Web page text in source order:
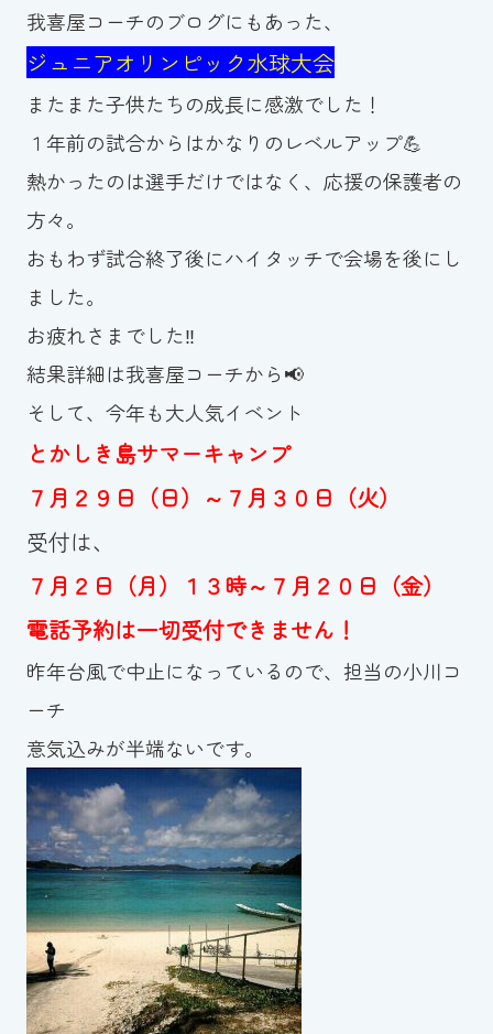
Tel.098-863-7264
平日 9:00～22:00｜土祝 9:00～21:00
メールでお問い合わせ
スイミングスクールの
我喜屋コーチのブログにもあった、
ジュニアオリンピック水球大会
またまた子供たちの成長に感激でした！
１年前の試合からはかなりのレベルアップ💪
熱かったのは選手だけではなく、応援の保護者の
方々。
おもわず試合終了後にハイタッチで会場を後にし
ました。
お疲れさまでした‼
結果詳細は我喜屋コーチから📢
そして、今年も大人気イベント
とかしき島サマーキャンプ
７月２９日（日）～７月３０日（火）
受付は、
７月２日（月）１３時～７月２０日（金）
電話予約は一切受付できません！
昨年台風で中止になっているので、担当の小川コ
ーチ
意気込みが半端ないです。